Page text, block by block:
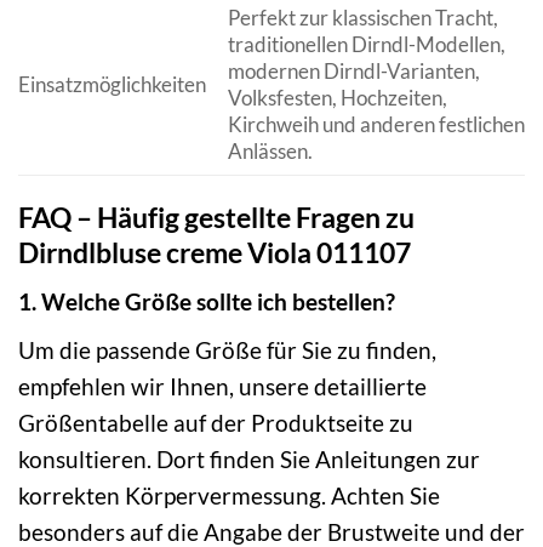
Einsatzmöglichkeiten
Perfekt zur klassischen Tracht,
traditionellen Dirndl-Modellen,
modernen Dirndl-Varianten,
Volksfesten, Hochzeiten,
Kirchweih und anderen festlichen
Anlässen.
FAQ – Häufig gestellte Fragen zu
Dirndlbluse creme Viola 011107
1. Welche Größe sollte ich bestellen?
Um die passende Größe für Sie zu finden,
empfehlen wir Ihnen, unsere detaillierte
Größentabelle auf der Produktseite zu
konsultieren. Dort finden Sie Anleitungen zur
korrekten Körpervermessung. Achten Sie
besonders auf die Angabe der Brustweite und der